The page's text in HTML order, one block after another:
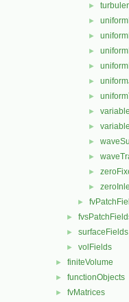
►
►
►
►
►
►
►
►
►
►
►
►
►
►
►
► surfaceFields
► volFields
► finiteVolume
► functionObjects
► fvMatrices